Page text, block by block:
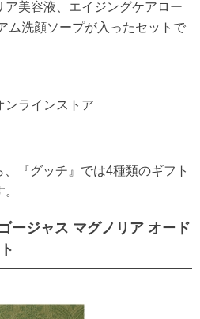
美容液、エイジングケアロー
ム洗顔ソープが入ったセットで
ンラインストア
『グッチ』では4種類のギフト
ージャス マグノリア オード